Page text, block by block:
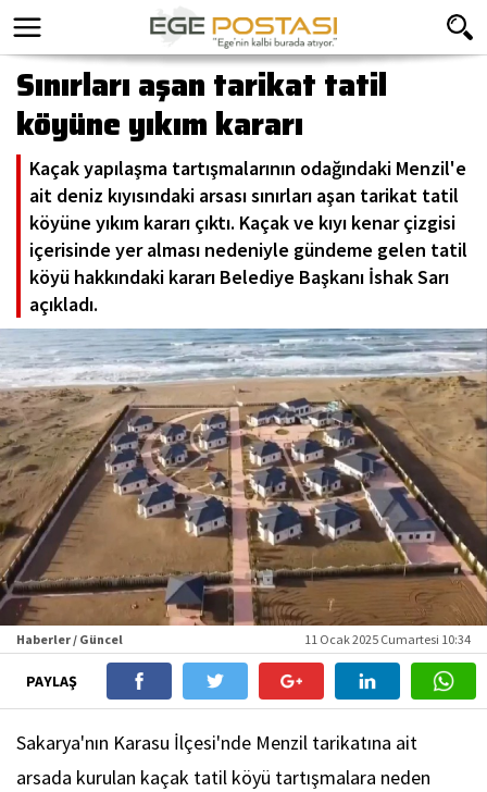
Sınırları aşan tarikat tatil
köyüne yıkım kararı
Kaçak yapılaşma tartışmalarının odağındaki Menzil'e
ait deniz kıyısındaki arsası sınırları aşan tarikat tatil
köyüne yıkım kararı çıktı. Kaçak ve kıyı kenar çizgisi
içerisinde yer alması nedeniyle gündeme gelen tatil
köyü hakkındaki kararı Belediye Başkanı İshak Sarı
açıkladı.
Haberler / Güncel 11 Ocak 2025 Cumartesi 10:34
PAYLAŞ
Sakarya'nın Karasu İlçesi'nde Menzil tarikatına ait
arsada kurulan kaçak tatil köyü tartışmalara neden